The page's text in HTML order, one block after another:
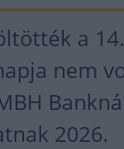
a 14.
nem
2026.